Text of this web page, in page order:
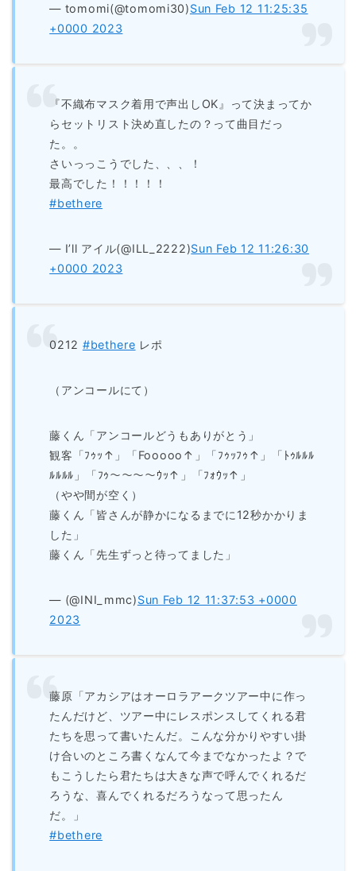
— tomomi(@tomomi30)Sun Feb 12 11:25:35
+0000 2023
『不織布マスク着用で声出しOK』って決まってか
らセットリスト決め直したの？って曲目だっ
た。。
さいっっこうでした、、、！
最高でした！！！！！
#bethere
— I’ll アイル(@ILL_2222)Sun Feb 12 11:26:30
+0000 2023
0212 #bethere レポ
（アンコールにて）
藤くん「アンコールどうもありがとう」
観客「ﾌｩｯ↑」「Fooooo↑」「ﾌｩｯﾌｩ↑」「ﾄｩﾙﾙﾙ
ﾙﾙﾙﾙ」「ﾌｩ〜〜〜〜ｳｯ↑」「ﾌｫｳｯ↑」
（やや間が空く）
藤くん「皆さんが静かになるまでに12秒かかりま
した」
藤くん「先生ずっと待ってました」
— (@INI_mmc)Sun Feb 12 11:37:53 +0000
2023
藤原「アカシアはオーロラアークツアー中に作っ
たんだけど、ツアー中にレスポンスしてくれる君
たちを思って書いたんだ。こんな分かりやすい掛
け合いのところ書くなんて今までなかったよ？で
もこうしたら君たちは大きな声で呼んでくれるだ
ろうな、喜んでくれるだろうなって思ったん
だ。」
#bethere